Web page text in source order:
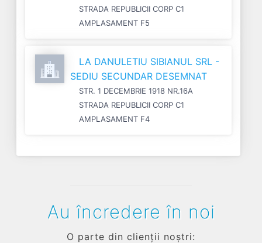
STRADA REPUBLICII CORP C1
AMPLASAMENT F5
LA DANULETIU SIBIANUL SRL -
SEDIU SECUNDAR DESEMNAT
STR. 1 DECEMBRIE 1918 NR.16A
STRADA REPUBLICII CORP C1
AMPLASAMENT F4
Au încredere în noi
O parte din clienții noștri: